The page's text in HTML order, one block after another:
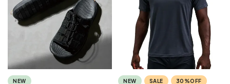
NEW NEW SALE 30%OFF